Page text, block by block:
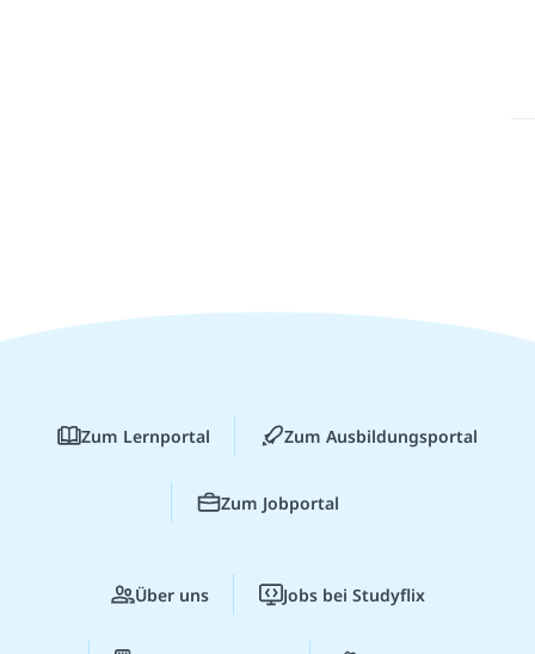
Zum Lernportal Zum Ausbildungsportal
Zum Jobportal
Über uns Jobs bei Studyflix